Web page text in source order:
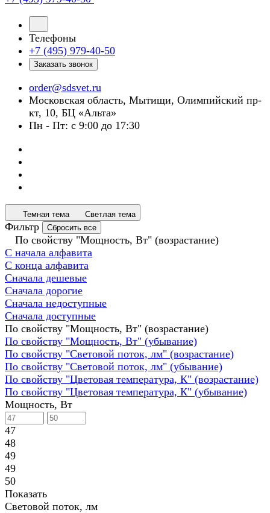
Телефоны
+7 (495) 979-40-50
Заказать звонок
order@sdsvet.ru
Московская область, Мытищи, Олимпийский пр-
кт, 10, БЦ «Альта»
Пн - Пт: с 9:00 до 17:30
Темная тема Светлая тема
Фильтр Сбросить все
По свойству "Мощность, Вт" (возрастание)
С начала алфавита
С конца алфавита
Сначала дешевые
Сначала дорогие
Сначала недоступные
Сначала доступные
По свойству "Мощность, Вт" (возрастание)
По свойству "Мощность, Вт" (убывание)
По свойству "Световой поток, лм" (возрастание)
По свойству "Световой поток, лм" (убывание)
По свойству "Цветовая температура, К" (возрастание)
По свойству "Цветовая температура, К" (убывание)
Мощность, Вт
47
48
49
49
50
Показать
Световой поток, лм